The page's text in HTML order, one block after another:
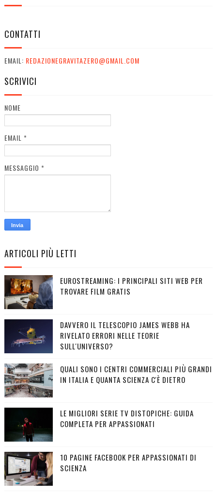
CONTATTI
EMAIL: REDAZIONEGRAVITAZERO@GMAIL.COM
SCRIVICI
NOME
EMAIL *
MESSAGGIO *
ARTICOLI PIÙ LETTI
EUROSTREAMING: I PRINCIPALI SITI WEB PER
TROVARE FILM GRATIS
DAVVERO IL TELESCOPIO JAMES WEBB HA
RIVELATO ERRORI NELLE TEORIE
SULL'UNIVERSO?
QUALI SONO I CENTRI COMMERCIALI PIÙ GRANDI
IN ITALIA E QUANTA SCIENZA C'È DIETRO
LE MIGLIORI SERIE TV DISTOPICHE: GUIDA
COMPLETA PER APPASSIONATI
10 PAGINE FACEBOOK PER APPASSIONATI DI
SCIENZA